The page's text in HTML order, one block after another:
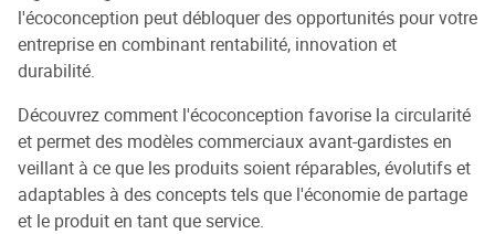
l'écoconception peut débloquer des opportunités pour votre
entreprise en combinant rentabilité, innovation et
durabilité.
Découvrez comment l'écoconception favorise la circularité
et permet des modèles commerciaux avant-gardistes en
veillant à ce que les produits soient réparables, évolutifs et
adaptables à des concepts tels que l'économie de partage
et le produit en tant que service.